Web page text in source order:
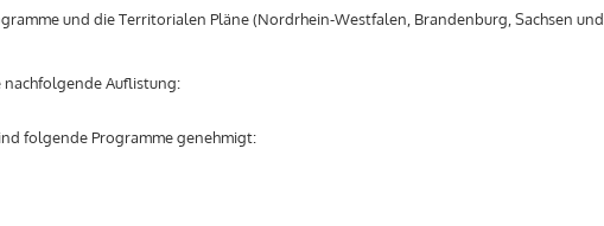
und die Territorialen Pläne (Nordrhein-Westfalen, Brandenburg, Sachsen und
nachfolgende Auflistung:
folgende Programme genehmigt: